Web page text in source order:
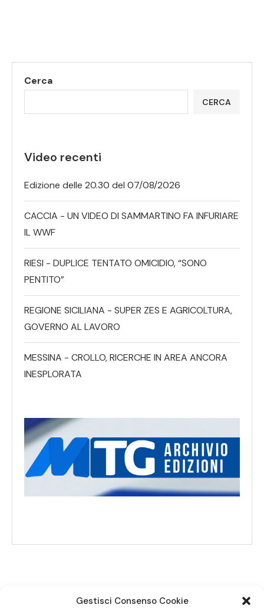
Gestisci Consenso Cookie
Cerca
CERCA
Video recenti
Edizione delle 20.30 del 07/08/2026
CACCIA - UN VIDEO DI SAMMARTINO FA INFURIARE
IL WWF
RIESI - DUPLICE TENTATO OMICIDIO, “SONO
PENTITO”
REGIONE SICILIANA - SUPER ZES E AGRICOLTURA,
GOVERNO AL LAVORO
MESSINA - CROLLO, RICERCHE IN AREA ANCORA
INESPLORATA